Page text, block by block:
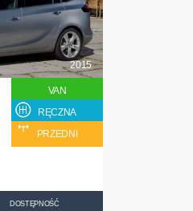
2015
VAN
RĘCZNA
PRZEDNI
DOSTĘPNOŚĆ